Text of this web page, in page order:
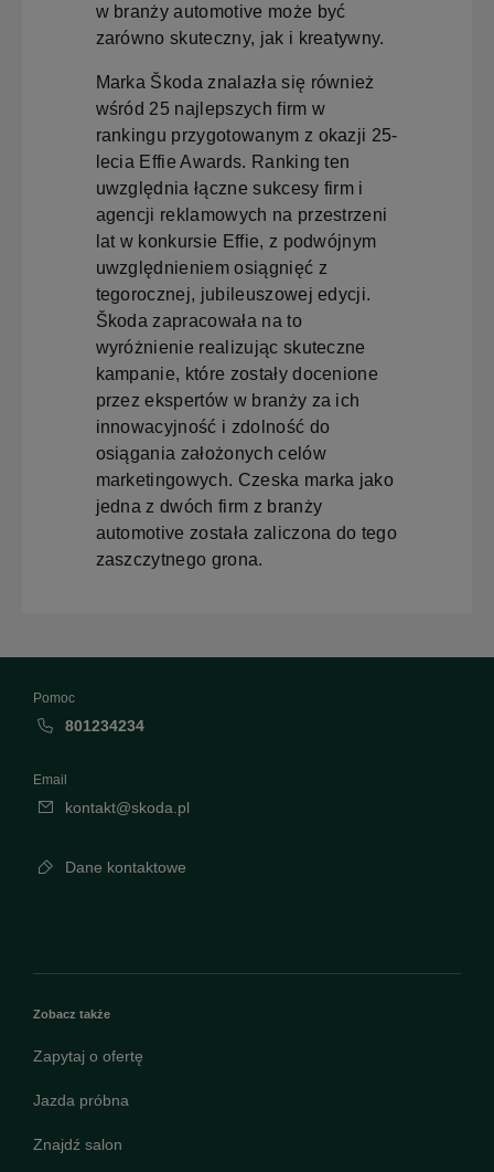
w branży automotive może być
zarówno skuteczny, jak i kreatywny.
Marka Škoda znalazła się również
wśród 25 najlepszych firm w
rankingu przygotowanym z okazji 25-
lecia Effie Awards. Ranking ten
uwzględnia łączne sukcesy firm i
agencji reklamowych na przestrzeni
lat w konkursie Effie, z podwójnym
uwzględnieniem osiągnięć z
tegorocznej, jubileuszowej edycji.
Škoda zapracowała na to
wyróżnienie realizując skuteczne
kampanie, które zostały docenione
przez ekspertów w branży za ich
innowacyjność i zdolność do
osiągania założonych celów
marketingowych. Czeska marka jako
jedna z dwóch firm z branży
automotive została zaliczona do tego
zaszczytnego grona.
Pomoc
801234234
Email
kontakt@skoda.pl
Dane kontaktowe
Zobacz także
Zapytaj o ofertę
Jazda próbna
Znajdź salon